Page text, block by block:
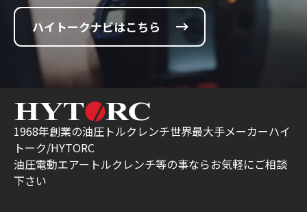
ハイトークナビはこちら
1968年創業の油圧トルクレンチ世界最大手メーカーハイ
トーク/HYTORC
油圧電動エアートルクレンチ等の事ならお気軽にご相談
下さい